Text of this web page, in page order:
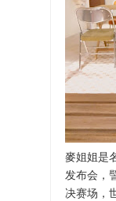
麥姐姐是
发布会，
决赛场，